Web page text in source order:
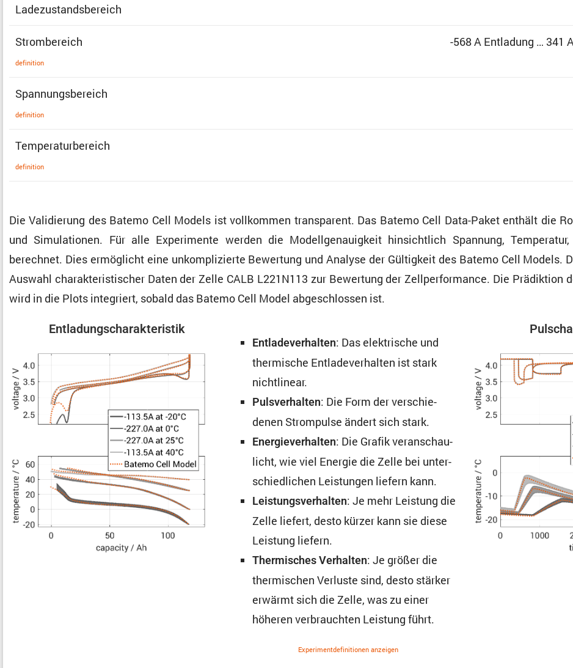
Ladezu­stands­be­reich
Strom­be­reich
defini­tion
-568 A Entla­dung … 341
Spannungs­be­reich
defini­tion
Tempe­ra­tur­be­reich
defini­tion
Die Validie­rung des Batemo Cell Models ist vollkommen trans­pa­rent. Das Batemo Cell Data-Paket enthält die
und Simula­tionen. Für alle Experi­mente werden die Modell­ge­nau­ig­keit hinsicht­lich Spannung,
berechnet. Dies ermög­licht eine unkom­pli­zierte Bewer­tung und Analyse der Gültig­keit des Batemo Cell Models.
Auswahl charak­te­ris­ti­scher Daten der Zelle CALB L221N113 zur Bewer­tung der Zellper­for­mance. Die Prädik­tion
wird in die Plots integriert, sobald das Batemo Cell Model abgeschlossen ist.
Entla­dungs­cha­rak­te­ristik
Entla­de­ver­halten: Das elektri­sche und
thermi­sche Entla­de­ver­halten ist stark
nichtlinear.
Pulsver­halten: Die Form der verschie­
denen Strom­pulse ändert sich stark.
Energie­ver­halten: Die Grafik veran­schau­
licht, wie viel Energie die Zelle bei unter­
schied­li­chen Leistungen liefern kann.
Leistungs­ver­halten: Je mehr Leistung die
Zelle liefert, desto kürzer kann sie diese
Leistung liefern.
Thermi­sches Verhalten: Je größer die
thermi­schen Verluste sind, desto stärker
erwärmt sich die Zelle, was zu einer
höheren verbrauchten Leistung führt.
Experi­ment­de­fi­ni­tionen anzeigen